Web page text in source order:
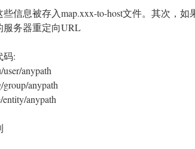
些信息被存入map.xxx-to-host文件。其次，
服务器重定向URL
码:
user/anypath
group/anypath
entity/anypath